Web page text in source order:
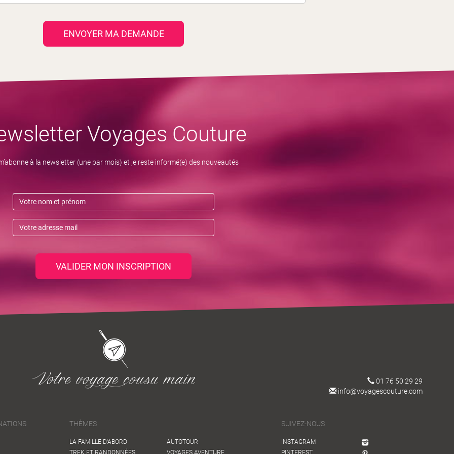
ENVOYER MA DEMANDE
Voyages Couture
à la newsletter (une par mois) et je reste informé(e) des nouveautés
VALIDER MON INSCRIPTION
01 76 50 29 29
info@voyagescouture.com
THÈMES
LA FAMILLE D'ABORD
TREK ET RANDONNÉES
AUTOTOUR
VOYAGES AVENTURE
SUIVEZ-NOUS
INSTAGRAM
PINTEREST